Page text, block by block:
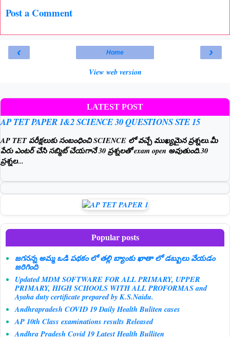
Post a Comment
‹ ›
Home
View web version
LATEST POST
AP TET PAPER 1&2 SCIENCE 30 QUESTIONS STE 15
AP TET పరీక్షలుకు సంబంధించి SCIENCE లో వచ్చే ముఖ్యమైన ప్రశ్నలు.మీ
పేరు ఎంటర్ చేసి సబ్మిట్ చేయగానే 30 ప్రశ్నలతో exam open అవుతుంది.30
ప్రశ్నల...
Popular posts
జగనన్న అమ్మ ఒడి పథకం లో తల్లి బ్యాంకు ఖాతా లో డబ్బులు వేయడం
జరిగింది
Updated MDM SOFTWARE FOR ALL PRIMARY, UPPER
PRIMARY, HIGH SCHOOLS WITH ALL PROFORMAS and
Ayaha duty certificate prepared by K.S.Naidu.
Andhrapradesh COVID 19 Daily Health Buliten cases
AP 10th Class examinations results Released
Andhra Pradesh Covid 19 Latest Health Bulliten